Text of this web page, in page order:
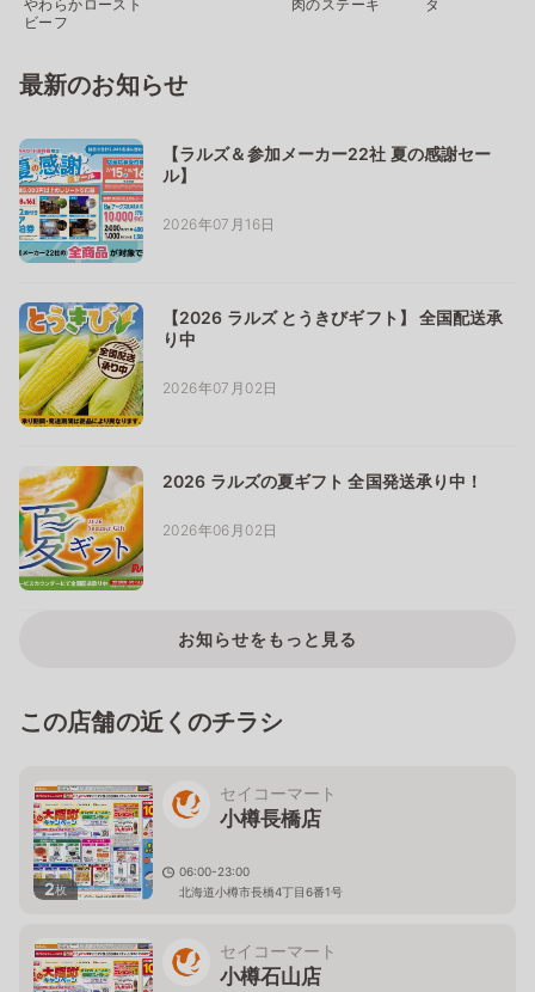
やわらかロースト
ビーフ
肉のステーキ タ
最新のお知らせ
【ラルズ＆参加メーカー22社 夏の感謝セー
ル】
2026年07月16日
【2026 ラルズ とうきびギフト】 全国配送承
り中
2026年07月02日
2026 ラルズの夏ギフト 全国発送承り中！
2026年06月02日
お知らせをもっと見る
この店舗の近くのチラシ
2枚
セイコーマート
小樽長橋店
06:00-23:00
北海道小樽市長橋4丁目6番1号
セイコーマート
小樽石山店